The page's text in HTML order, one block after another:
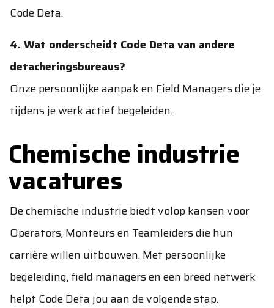
Code Deta.
4. Wat onderscheidt Code Deta van andere
detacheringsbureaus?
Onze persoonlijke aanpak en Field Managers die je
tijdens je werk actief begeleiden.
Chemische industrie
vacatures
De chemische industrie biedt volop kansen voor
Operators, Monteurs en Teamleiders die hun
carrière willen uitbouwen. Met persoonlijke
begeleiding, field managers en een breed netwerk
helpt Code Deta jou aan de volgende stap.